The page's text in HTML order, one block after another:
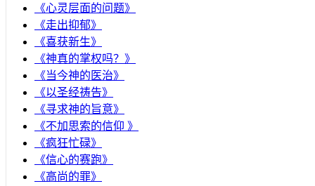
《心灵层面的问题》
《走出抑郁》
《喜获新生》
《神真的掌权吗？》
《当今神的医治》
《以圣经祷告》
《寻求神的旨意》
《不加思索的信仰 》
《疯狂忙碌》
《信心的赛跑》
《高尚的罪》